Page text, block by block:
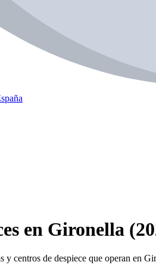
en Gironella
y centros de despiece que operan